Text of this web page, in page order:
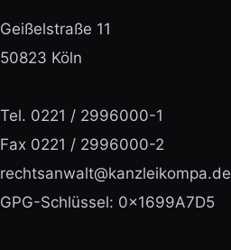
Geißelstraße 11
50823 Köln
Tel. 0221 / 2996000-1
Fax 0221 / 2996000-2
rechtsanwalt@kanzleikompa.de
GPG-Schlüssel: 0x1699A7D5